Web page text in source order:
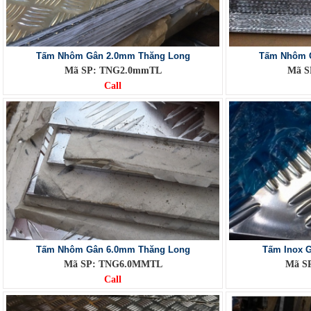
Tấm Nhôm Gân 2.0mm Thăng Long
Mã SP: TNG2.0mmTL
Call
Tấm Nhôm
Mã
Tấm Nhôm Gân 6.0mm Thăng Long
Mã SP: TNG6.0MMTL
Call
Tấm Inox
Mã